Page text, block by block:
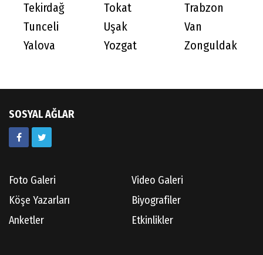
Tekirdağ
Tokat
Trabzon
Tunceli
Uşak
Van
Yalova
Yozgat Zonguldak
SOSYAL AĞLAR
Foto Galeri
Video Galeri
Köşe Yazarları
Biyografiler
Anketler
Etkinlikler